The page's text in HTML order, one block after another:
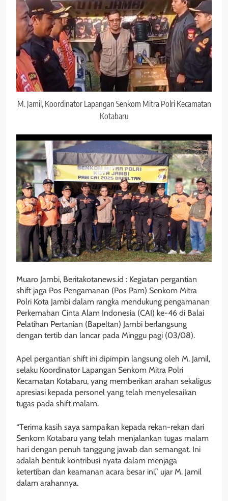
M. Jamil, Koordinator Lapangan Senkom Mitra Polri Kecamatan
Kotabaru
Muaro Jambi, Beritakotanews.id : Kegiatan pergantian
shift jaga Pos Pengamanan (Pos Pam) Senkom Mitra
Polri Kota Jambi dalam rangka mendukung pengamanan
Perkemahan Cinta Alam Indonesia (CAI) ke-46 di Balai
Pelatihan Pertanian (Bapeltan) Jambi berlangsung
dengan tertib dan lancar pada Minggu pagi (03/08).
Apel pergantian shift ini dipimpin langsung oleh M. Jamil,
selaku Koordinator Lapangan Senkom Mitra Polri
Kecamatan Kotabaru, yang memberikan arahan sekaligus
apresiasi kepada personel yang telah menyelesaikan
tugas pada shift malam.
“Terima kasih saya sampaikan kepada rekan-rekan dari
Senkom Kotabaru yang telah menjalankan tugas malam
hari dengan penuh tanggung jawab dan semangat. Ini
adalah bentuk kontribusi nyata dalam menjaga
ketertiban dan keamanan acara besar ini,” ujar M. Jamil
dalam arahannya.